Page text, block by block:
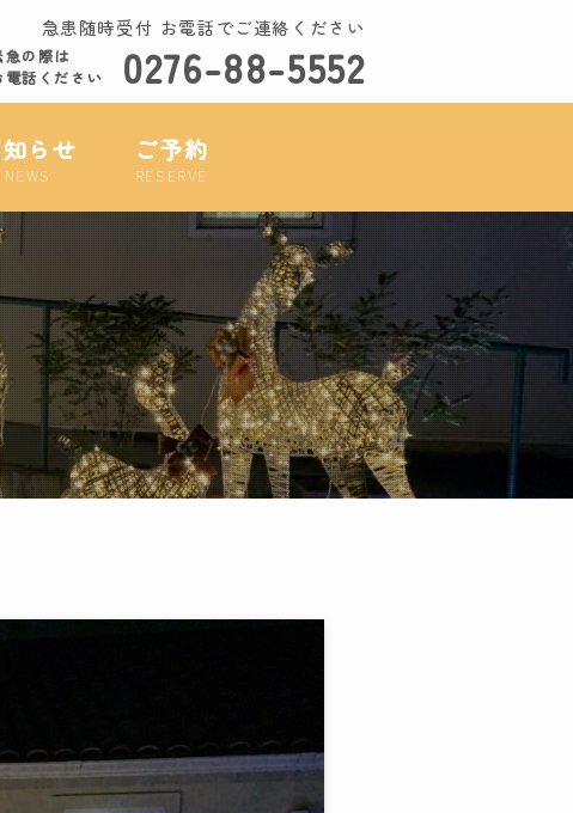
らせ
NEWS
ご予約
RESERVE
急患随時受付 お電話でご連絡ください
急の際は
電話ください
0276-88-5552